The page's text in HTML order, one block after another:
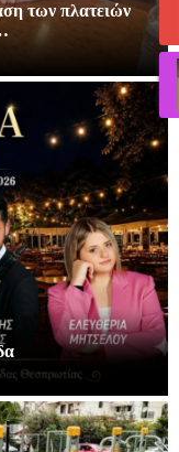
των πλατειών